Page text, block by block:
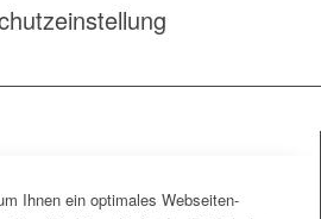
Ihnen ein optimales Webseiten-